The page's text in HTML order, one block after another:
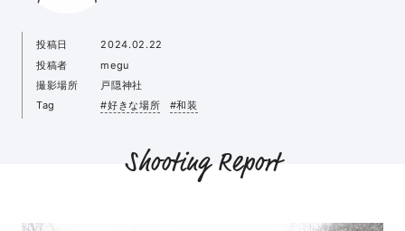
投稿日
2024.02.22
投稿者
megu
撮影場所
戸隠神社
Tag
#好きな場所 #和装
Shooting Report